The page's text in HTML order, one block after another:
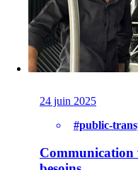
onway
Découvrez
CarlOS
routeurs,
24 juin 2025
#public-
Communication